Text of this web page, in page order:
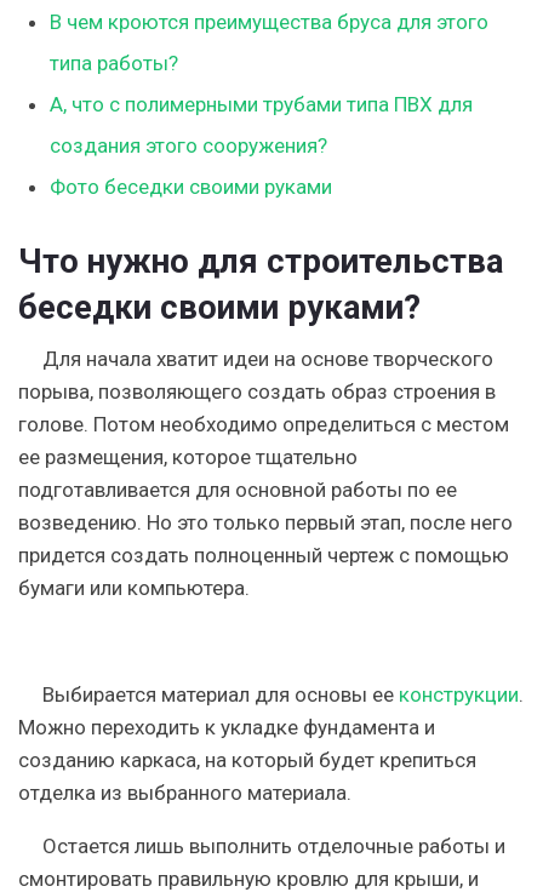
В чем кроются преимущества бруса для этого
типа работы?
А, что с полимерными трубами типа ПВХ для
создания этого сооружения?
Фото беседки своими руками
Что нужно для строительства
беседки своими руками?
Для начала хватит идеи на основе творческого
порыва, позволяющего создать образ строения в
голове. Потом необходимо определиться с местом
ее размещения, которое тщательно
подготавливается для основной работы по ее
возведению. Но это только первый этап, после него
придется создать полноценный чертеж с помощью
бумаги или компьютера.
Выбирается материал для основы ее конструкции.
Можно переходить к укладке фундамента и
созданию каркаса, на который будет крепиться
отделка из выбранного материала.
Остается лишь выполнить отделочные работы и
смонтировать правильную кровлю для крыши, и